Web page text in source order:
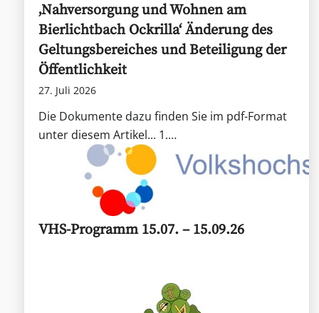
‚Nahversorgung und Wohnen am
Bierlichtbach Ockrilla‘ Änderung des
Geltungsbereiches und Beteiligung der
Öffentlichkeit
27. Juli 2026
Die Dokumente dazu finden Sie im pdf-Format
unter diesem Artikel... 1.…
VHS-Programm 15.07. – 15.09.26